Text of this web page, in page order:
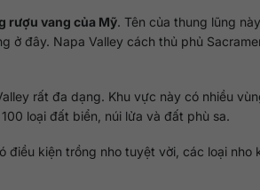
rượu vang của Mỹ. Tên của thung lũng
ở đây. Napa Valley cách thủ phủ
rất đa dạng. Khu vực này có nhiều
loại đất biển, núi lửa và đất phù sa.
điều kiện trồng nho tuyệt vời, các loại nho